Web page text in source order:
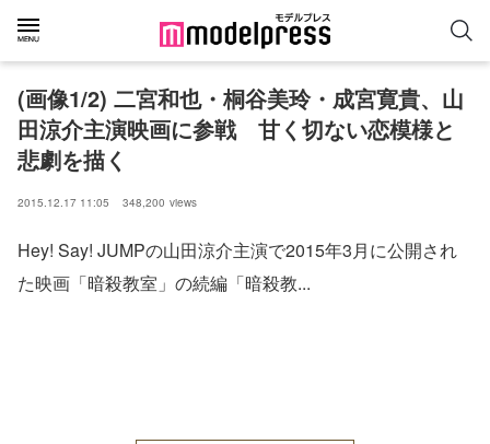
(画像1/2) 二宮和也・桐谷美玲・成宮寛貴、山
田涼介主演映画に参戦 甘く切ない恋模様と
悲劇を描く
2015.12.17 11:05 348,200 views
Hey! Say! JUMPの山田涼介主演で2015年3月に公開され
た映画「暗殺教室」の続編「暗殺教...